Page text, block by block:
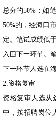
总分的50%；如
50%的，经海口
定。笔试成绩低
入围下一环节。
下一环节人选在
2.资格复审
资格复审人选从
中，按招聘岗位